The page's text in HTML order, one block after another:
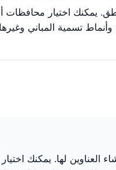
يمكنك اختيار محافظات
تسمية المباني
العناوين لها. يمكنك